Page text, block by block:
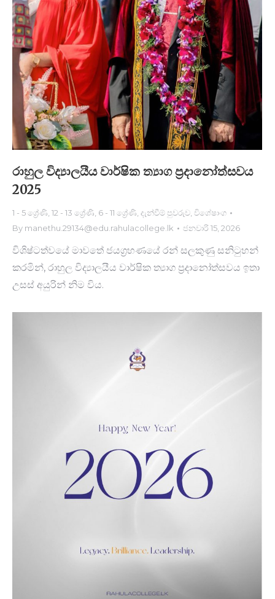
රාහුල විද්‍යාලයීය වාර්ෂික ත්‍යාග ප්‍රදානෝත්සවය
2025
1 - 5 ශ්‍රේණි 12 - 13 ශ්‍රේණි 6 - 11 ශ්‍රේණි දැන්වීම් පුවරුව විශේෂාංග
By manethu.29134@edu.rahulacollege.lk ජනවාරි 15, 2026
විශිෂ්ටත්වයේ මාවතේ ජයග්‍රහණයේ රන් සලකුණු සනිටුහන්
කරමින්, රාහුල විද්‍යාලයීය වාර්ෂික ත්‍යාග ප්‍රදානෝත්සවය ඉතා
උසස් අයුරින් නිම විය.